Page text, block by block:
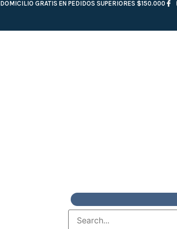
DOMICILIO GRATIS EN PEDIDOS SUPERIORES $150.000